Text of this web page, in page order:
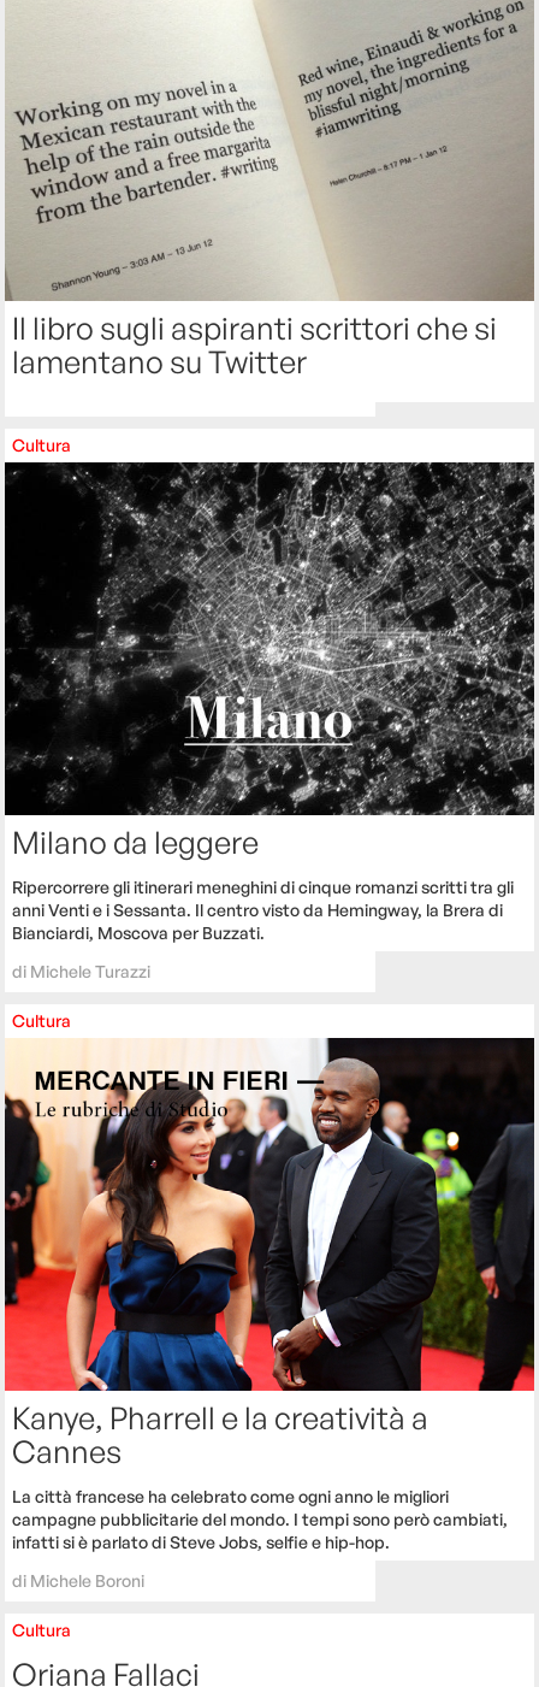
Il libro sugli aspiranti scrittori che si
lamentano su Twitter
Cultura
Milano da leggere
Ripercorrere gli itinerari meneghini di cinque romanzi scritti tra gli
anni Venti e i Sessanta. Il centro visto da Hemingway, la Brera di
Bianciardi, Moscova per Buzzati.
di Michele Turazzi
Cultura
Kanye, Pharrell e la creatività a
Cannes
La città francese ha celebrato come ogni anno le migliori
campagne pubblicitarie del mondo. I tempi sono però cambiati,
infatti si è parlato di Steve Jobs, selfie e hip-hop.
di Michele Boroni
Cultura
Oriana Fallaci